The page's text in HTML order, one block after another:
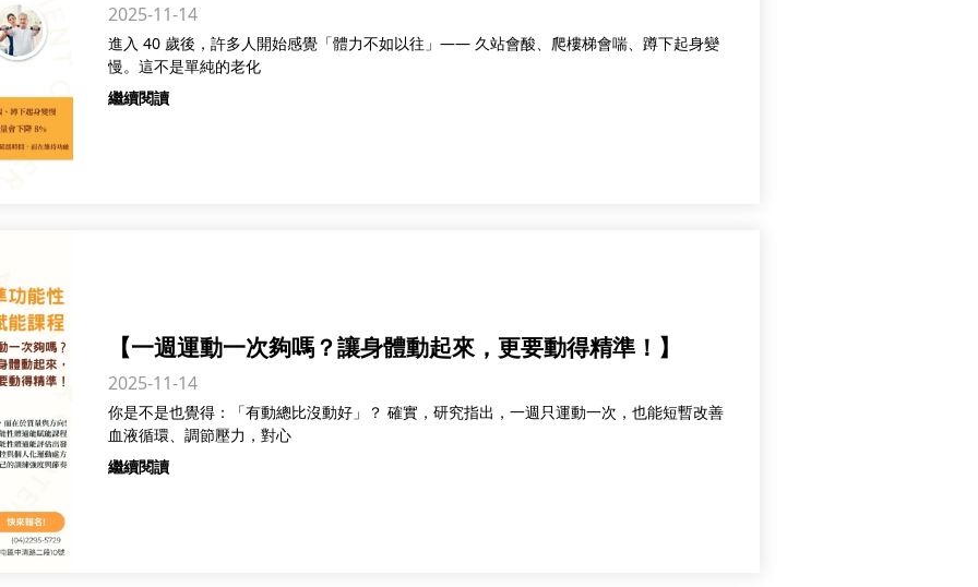
2025-11-14
進入 40 歲後，許多人開始感覺「體力不如以往」—— 久站會酸、爬樓梯會喘、蹲下起身變
慢。這不是單純的老化
繼續閱讀
【一週運動一次夠嗎？讓身體動起來，更要動得精準！】
2025-11-14
你是不是也覺得：「有動總比沒動好」？ 確實，研究指出，一週只運動一次，也能短暫改善
血液循環、調節壓力，對心
繼續閱讀